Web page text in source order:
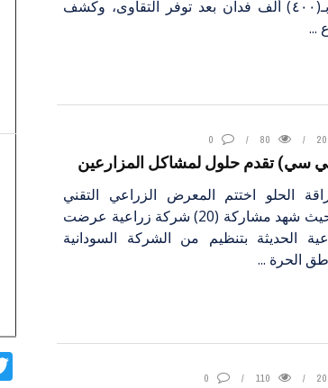
بمساحة تقدر بـ(٤٠٠) ألف فدان بعد توفر التقاوى، وكشف
...
80
0
تقدم حلول لمشاكل المزارعين
الحلو اختتم المعرض الزراعي التقني
أعماله أمس، حيث شهد مشاركة (20) شركة زراعية عرضت
الحديثة بتنظيم من الشركة السودانية
الحرة ...
110
0